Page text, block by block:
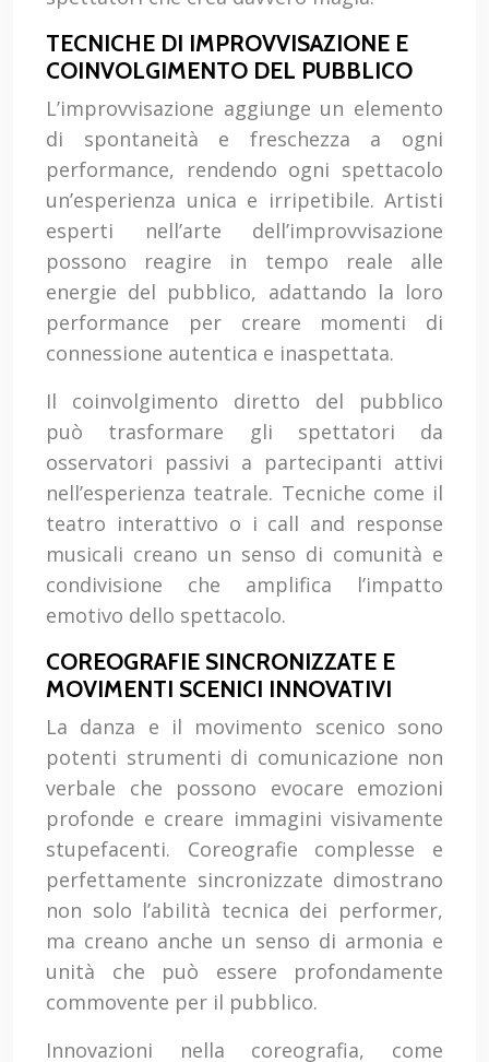
TECNICHE DI IMPROVVISAZIONE E
COINVOLGIMENTO DEL PUBBLICO
L’improvvisazione aggiunge un elemento
di spontaneità e freschezza a ogni
performance, rendendo ogni spettacolo
un’esperienza unica e irripetibile. Artisti
esperti nell’arte dell’improvvisazione
possono reagire in tempo reale alle
energie del pubblico, adattando la loro
performance per creare momenti di
connessione autentica e inaspettata.
Il coinvolgimento diretto del pubblico
può trasformare gli spettatori da
osservatori passivi a partecipanti attivi
nell’esperienza teatrale. Tecniche come il
teatro interattivo o i call and response
musicali creano un senso di comunità e
condivisione che amplifica l’impatto
emotivo dello spettacolo.
COREOGRAFIE SINCRONIZZATE E
MOVIMENTI SCENICI INNOVATIVI
La danza e il movimento scenico sono
potenti strumenti di comunicazione non
verbale che possono evocare emozioni
profonde e creare immagini visivamente
stupefacenti. Coreografie complesse e
perfettamente sincronizzate dimostrano
non solo l’abilità tecnica dei performer,
ma creano anche un senso di armonia e
unità che può essere profondamente
commovente per il pubblico.
Innovazioni nella coreografia, come